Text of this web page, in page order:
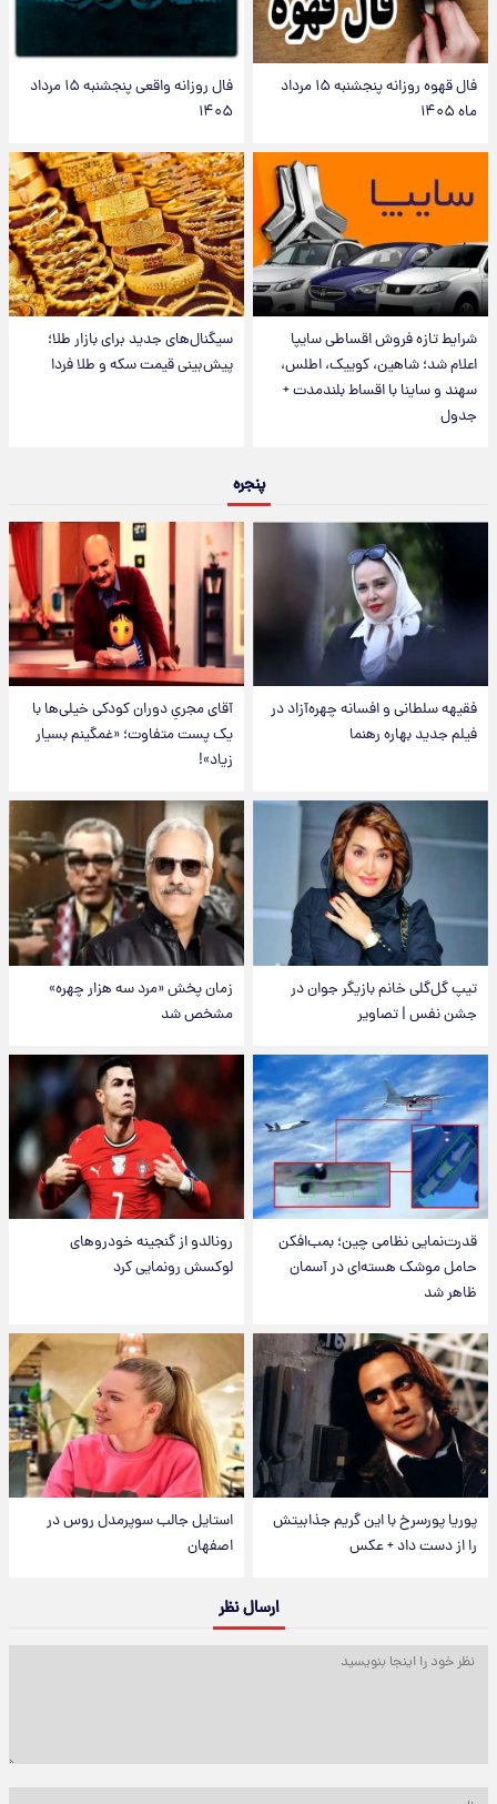
فال قهوه روزانه پنجشنبه ۱۵ مرداد
ماه ۱۴۰۵
فال روزانه واقعی پنجشنبه ۱۵ مرداد
۱۴۰۵
شرایط تازه فروش اقساطی سایپا
اعلام شد؛ شاهین، کوییک، اطلس،
سهند و ساینا با اقساط بلندمدت +
جدول
سیگنال‌های جدید برای بازار طلا؛
پیش‌بینی قیمت سکه و طلا فردا
پنجره
فقیهه سلطانی و افسانه چهره‌آزاد در
فیلم جدید بهاره رهنما
آقای مجریِ دوران کودکی خیلی‌ها با
یک پست متفاوت؛ «غمگینم بسیار
زیاد»!
تیپ گل‌گلی خانم بازیگر جوان در
جشن نفس | تصاویر
زمان پخش «مرد سه هزار چهره»
مشخص شد
قدرت‌نمایی نظامی چین؛ بمب‌افکن
حامل موشک هسته‌ای در آسمان
ظاهر شد
رونالدو از گنجینه خودروهای
لوکسش رونمایی کرد
پوریا پورسرخ با این گریم جذابیتش
را از دست داد + عکس
استایل جالب سوپرمدل روس در
اصفهان
ارسال نظر